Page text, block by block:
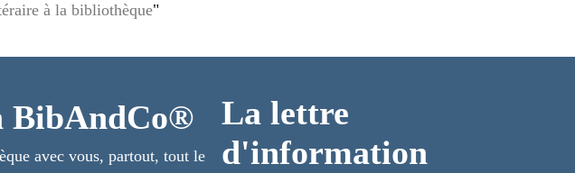
à la bibliothèque"
BibAndCo®
avec vous, partout, tout le
La lettre
d'information